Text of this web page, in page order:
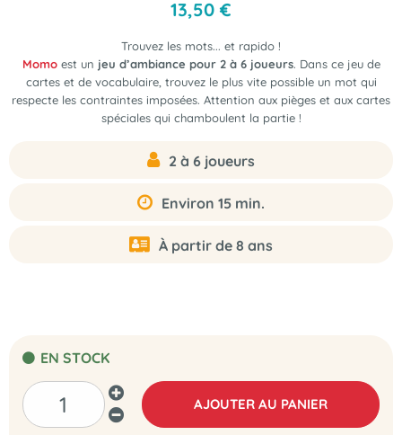
13,50 €
Trouvez les mots... et rapido !
Momoest un jeu d’ambiance pour 2 à 6 joueurs. Dans ce jeu de
cartes et de vocabulaire, trouvez le plus vite possible un mot qui
respecte les contraintes imposées. Attention aux pièges et aux cartes
spéciales qui chamboulent la partie !
2 à 6 joueurs
Environ 15 min.
À partir de 8 ans
EN STOCK
AJOUTER AU PANIER